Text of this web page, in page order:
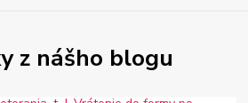
z nášho blogu